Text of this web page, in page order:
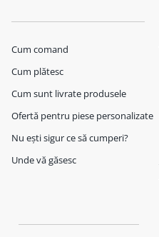
Cum comand
Cum plătesc
Cum sunt livrate produsele
Ofertă pentru piese personalizate
Nu ești sigur ce să cumperi?
Unde vă găsesc